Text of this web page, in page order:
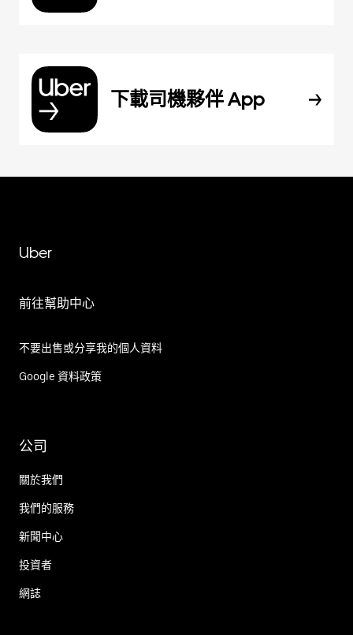
下載司機夥伴 App
Uber
前往幫助中心
不要出售或分享我的個人資料
Google 資料政策
公司
關於我們
我們的服務
新聞中心
投資者
網誌